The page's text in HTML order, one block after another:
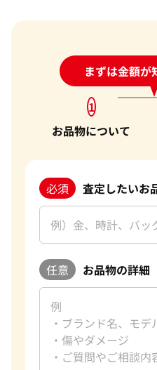
まずは金額が
24時間受付中!問
1
お品物について
必須 査定したいお
任意 お品物の詳細